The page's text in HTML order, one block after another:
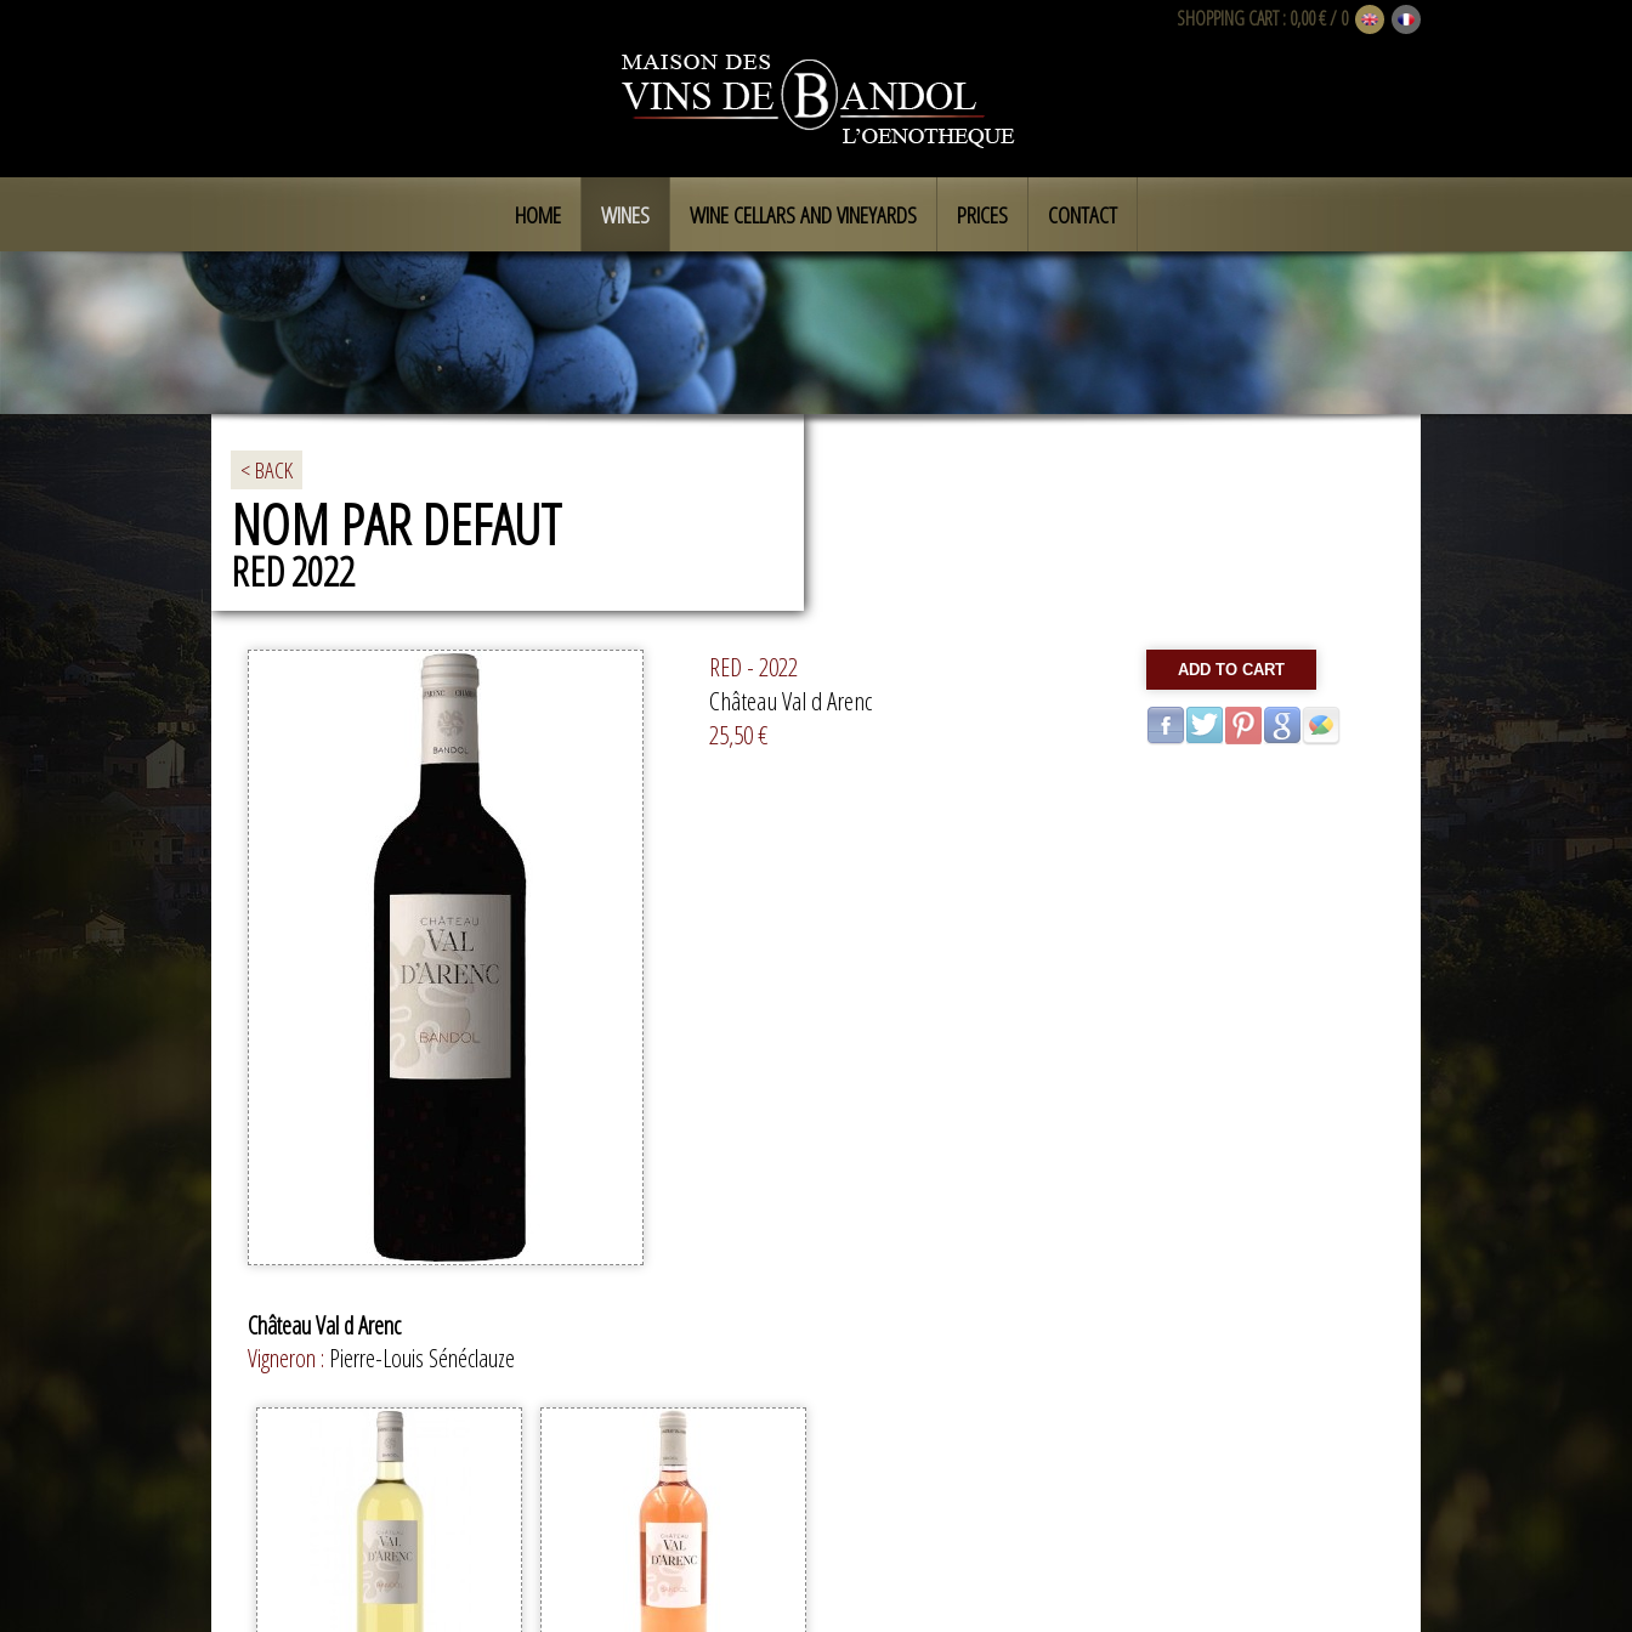
SHOPPING CART: 0,00 € / 0
HOME WINES WINE CELLARS AND VINEYARDS PRICES CONTACT
< BACK
NOM PAR DEFAUT
RED 2022
RED - 2022
Château Val d Arenc
25,50 €
ADD TO CART
Château Val d Arenc
Vigneron : Pierre-Louis Sénéclauze